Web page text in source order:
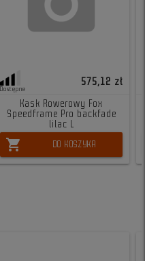
Dostępne
575,12 zł
Kask Rowerowy Fox
Speedframe Pro backfade
lilac L
shopping_cart DO KOSZYKA